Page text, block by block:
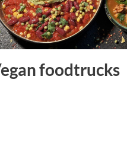
foodtrucks